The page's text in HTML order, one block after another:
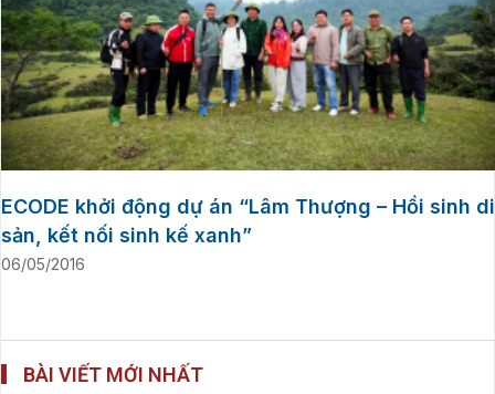
ECODE khởi động dự án “Lâm Thượng – Hồi sinh di
sản, kết nối sinh kế xanh”
06/05/2016
BÀI VIẾT MỚI NHẤT